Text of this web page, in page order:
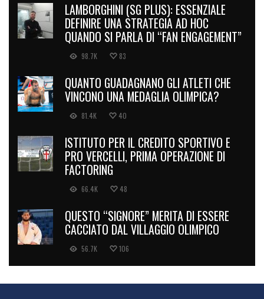
LAMBORGHINI (SG PLUS): ESSENZIALE
DEFINIRE UNA STRATEGIA AD HOC
QUANDO SI PARLA DI “FAN ENGAGEMENT”
98.7K 83
QUANTO GUADAGNANO GLI ATLETI CHE
VINCONO UNA MEDAGLIA OLIMPICA?
81.4K 40
ISTITUTO PER IL CREDITO SPORTIVO E
PRO VERCELLI, PRIMA OPERAZIONE DI
FACTORING
66.4K 48
QUESTO “SIGNORE” MERITA DI ESSERE
CACCIATO DAL VILLAGGIO OLIMPICO
56.7K 106